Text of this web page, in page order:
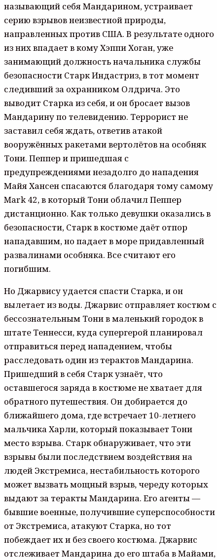
называющий себя Мандарином, устраивает
серию взрывов неизвестной природы,
направленных против США. В результате одного
из них впадает в кому Хэппи Хоган, уже
занимающий должность начальника службы
безопасности Старк Индастриз, в тот момент
следивший за охранником Олдрича. Это
выводит Старка из себя, и он бросает вызов
Мандарину по телевидению. Террорист не
заставил себя ждать, ответив атакой
вооружённых ракетами вертолётов на особняк
Тони. Пеппер и пришедшая с
предупреждениями незадолго до нападения
Майя Хансен спасаются благодаря тому самому
Mark 42, в который Тони облачил Пеппер
дистанционно. Как только девушки оказались в
безопасности, Старк в костюме даёт отпор
нападавшим, но падает в море придавленный
развалинами особняка. Все считают его
погибшим.
Но Джарвису удается спасти Старка, и он
вылетает из воды. Джарвис отправляет костюм с
бессознательным Тони в маленький городок в
штате Теннесси, куда супергерой планировал
отправиться перед нападением, чтобы
расследовать один из терактов Мандарина.
Пришедший в себя Старк узнаёт, что
оставшегося заряда в костюме не хватает для
обратного путешествия. Он добирается до
ближайшего дома, где встречает 10-летнего
мальчика Харли, который показывает Тони
место взрыва. Старк обнаруживает, что эти
взрывы были последствием воздействия на
людей Экстремиса, нестабильность которого
может вызвать мощный взрыв, череду которых
выдают за теракты Мандарина. Его агенты —
бывшие военные, получившие суперспособности
от Экстремиса, атакуют Старка, но тот
побеждает их и без своего костюма. Джарвис
отслеживает Мандарина до его штаба в Майами,